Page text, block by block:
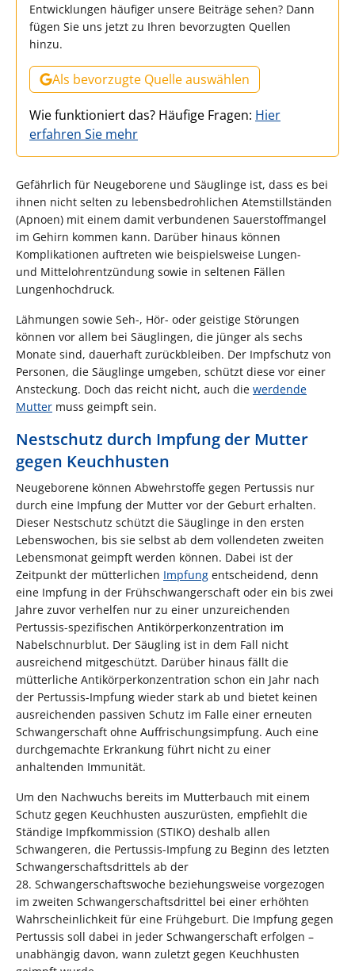
Entwicklungen häufiger unsere Beiträge sehen? Dann
fügen Sie uns jetzt zu Ihren bevorzugten Quellen
hinzu.
Als bevorzugte Quelle auswählen
Wie funktioniert das? Häufige Fragen: Hier
erfahren Sie mehr
Gefährlich für Neugeborene und Säuglinge ist, dass es bei
ihnen nicht selten zu lebensbedrohlichen Atemstillständen
(Apnoen) mit einem damit verbundenen Sauerstoffmangel
im Gehirn kommen kann. Darüber hinaus können
Komplikationen auftreten wie beispielsweise Lungen-
und Mittelohrentzündung sowie in seltenen Fällen
Lungenhochdruck.
Lähmungen sowie Seh-, Hör- oder geistige Störungen
können vor allem bei Säuglingen, die jünger als sechs
Monate sind, dauerhaft zurückbleiben. Der Impfschutz von
Personen, die Säuglinge umgeben, schützt diese vor einer
Ansteckung. Doch das reicht nicht, auch die werdende
Mutter muss geimpft sein.
Nestschutz durch Impfung der Mutter
gegen Keuchhusten
Neugeborene können Abwehrstoffe gegen Pertussis nur
durch eine Impfung der Mutter vor der Geburt erhalten.
Dieser Nestschutz schützt die Säuglinge in den ersten
Lebenswochen, bis sie selbst ab dem vollendeten zweiten
Lebensmonat geimpft werden können. Dabei ist der
Zeitpunkt der mütterlichen Impfung entscheidend, denn
eine Impfung in der Frühschwangerschaft oder ein bis zwei
Jahre zuvor verhelfen nur zu einer unzureichenden
Pertussis-spezifischen Antikörperkonzentration im
Nabelschnurblut. Der Säugling ist in dem Fall nicht
ausreichend mitgeschützt. Darüber hinaus fällt die
mütterliche Antikörperkonzentration schon ein Jahr nach
der Pertussis-Impfung wieder stark ab und bietet keinen
ausreichenden passiven Schutz im Falle einer erneuten
Schwangerschaft ohne Auffrischungsimpfung. Auch eine
durchgemachte Erkrankung führt nicht zu einer
anhaltenden Immunität.
Um den Nachwuchs bereits im Mutterbauch mit einem
Schutz gegen Keuchhusten auszurüsten, empfiehlt die
Ständige Impfkommission (STIKO) deshalb allen
Schwangeren, die Pertussis-Impfung zu Beginn des letzten
Schwangerschaftsdrittels ab der
28. Schwangerschaftswoche beziehungsweise vorgezogen
im zweiten Schwangerschaftsdrittel bei einer erhöhten
Wahrscheinlichkeit für eine Frühgeburt. Die Impfung gegen
Pertussis soll dabei in jeder Schwangerschaft erfolgen –
unabhängig davon, wann zuletzt gegen Keuchhusten